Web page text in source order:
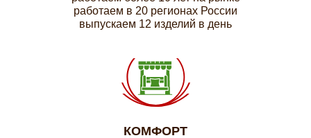
работаем в 20 регионах России
выпускаем 12 изделий в день
КОМФОРТ